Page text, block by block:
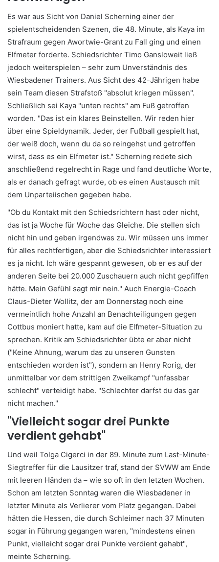
Es war aus Sicht von Daniel Scherning einer der
spielentscheidenden Szenen, die 48. Minute, als Kaya im
Strafraum gegen Awortwie-Grant zu Fall ging und einen
Elfmeter forderte. Schiedsrichter Timo Gansloweit ließ
jedoch weiterspielen – sehr zum Unverständnis des
Wiesbadener Trainers. Aus Sicht des 42-Jährigen habe
sein Team diesen Strafstoß "absolut kriegen müssen".
Schließlich sei Kaya "unten rechts" am Fuß getroffen
worden. "Das ist ein klares Beinstellen. Wir reden hier
über eine Spieldynamik. Jeder, der Fußball gespielt hat,
der weiß doch, wenn du da so reingehst und getroffen
wirst, dass es ein Elfmeter ist." Scherning redete sich
anschließend regelrecht in Rage und fand deutliche Worte,
als er danach gefragt wurde, ob es einen Austausch mit
dem Unparteiischen gegeben habe.
"Ob du Kontakt mit den Schiedsrichtern hast oder nicht,
das ist ja Woche für Woche das Gleiche. Die stellen sich
nicht hin und geben irgendwas zu. Wir müssen uns immer
für alles rechtfertigen, aber die Schiedsrichter interessiert
es ja nicht. Ich wäre gespannt gewesen, ob er es auf der
anderen Seite bei 20.000 Zuschauern auch nicht gepfiffen
hätte. Mein Gefühl sagt mir nein." Auch Energie-Coach
Claus-Dieter Wollitz, der am Donnerstag noch eine
vermeintlich hohe Anzahl an Benachteiligungen gegen
Cottbus moniert hatte, kam auf die Elfmeter-Situation zu
sprechen. Kritik am Schiedsrichter übte er aber nicht
("Keine Ahnung, warum das zu unseren Gunsten
entschieden worden ist"), sondern an Henry Rorig, der
unmittelbar vor dem strittigen Zweikampf "unfassbar
schlecht" verteidigt habe. "Schlechter darfst du das gar
nicht machen."
"Vielleicht sogar drei Punkte
verdient gehabt"
Und weil Tolga Cigerci in der 89. Minute zum Last-Minute-
Siegtreffer für die Lausitzer traf, stand der SVWW am Ende
mit leeren Händen da – wie so oft in den letzten Wochen.
Schon am letzten Sonntag waren die Wiesbadener in
letzter Minute als Verlierer vom Platz gegangen. Dabei
hätten die Hessen, die durch Schleimer nach 37 Minuten
sogar in Führung gegangen waren, "mindestens einen
Punkt, vielleicht sogar drei Punkte verdient gehabt",
meinte Scherning.